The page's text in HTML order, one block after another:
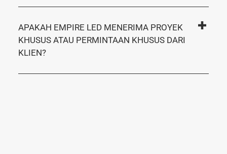
APAKAH EMPIRE LED MENERIMA PROYEK
KHUSUS ATAU PERMINTAAN KHUSUS DARI
KLIEN?